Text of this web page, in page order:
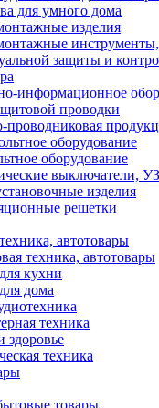
для умного дома
изделия
инструменты,
защиты и
информационное
проводки
проводниковая
оборудование
оборудование
выключатели,
изделия
решетки
автотовары
техника, автотовары
кухни
дома
техника
здоровье
техника
товары